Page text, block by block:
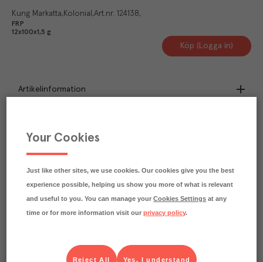
Kung Markatta Kolonial Art.nr. 124138
FRP
12x100x1,5 g
Köp (Logga in)
Artikelinformation
Märkningar
Näringsdeklaration
Your Cookies
Just like other sites, we use cookies. Our cookies give you the best
experience possible, helping us show you more of what is relevant
and useful to you. You can manage yourCookies Settings at any
time or for more information visit ourprivacy policy.
Yes, I understand
Reject All